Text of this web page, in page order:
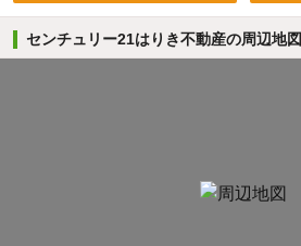
センチュリー21はりき不動産の周辺地図